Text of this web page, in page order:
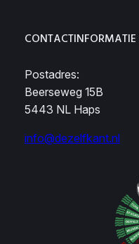
CONTACTINFORMATIE
Postadres:
Beerseweg 15B
5443 NL Haps
info@dezelfkant.nl